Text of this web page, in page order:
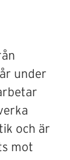
under
och är
mot